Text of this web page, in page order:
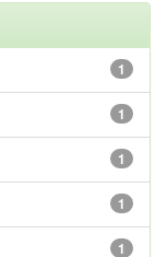
1
1
1
1
1